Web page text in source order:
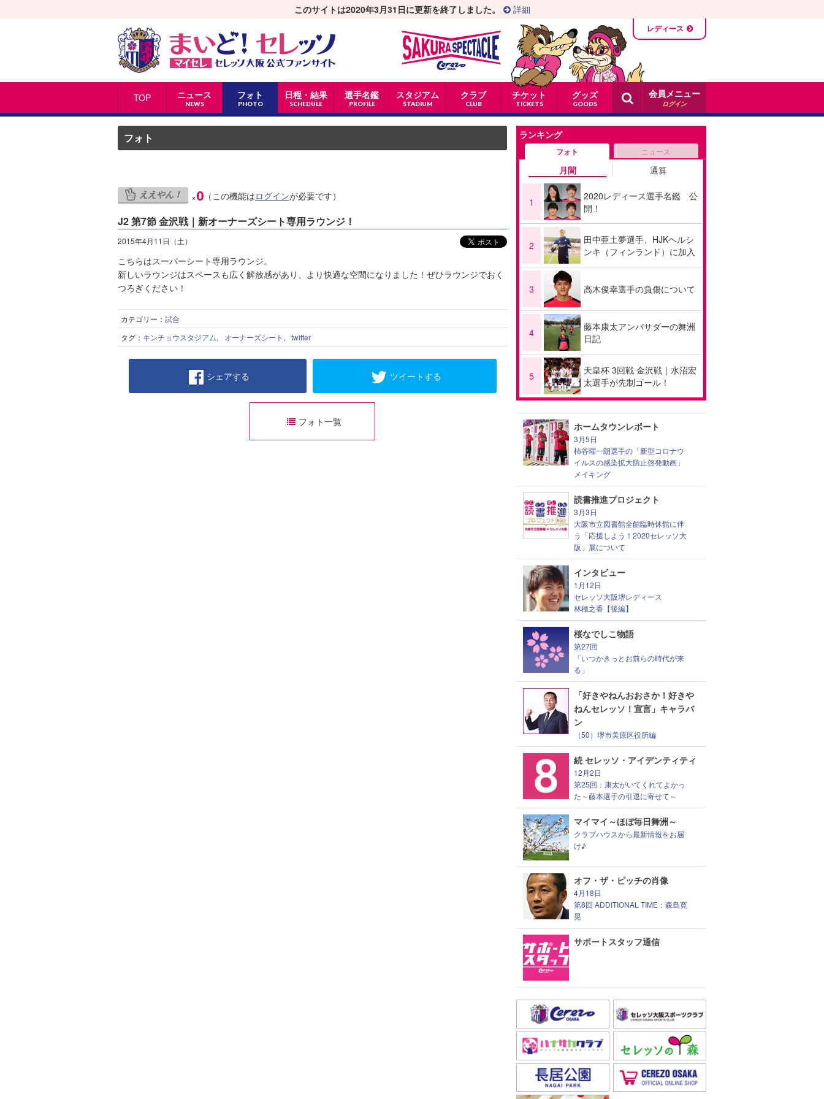
TOP ニュース
NEWS
フォト
PHOTO
日程・結果
SCHEDULE
選手名鑑
PROFILE
スタジアム
STADIUM
クラブ
CLUB
チケット
TICKETS
グッズ
GOODS
このサイトは2020年3月31日に更新を終了しました。 詳細
レディース
会員メニュー
ログイン
フォト
ええやん！ ×0 （この機能はログインが必要です）
J2 第7節 金沢戦｜新オーナーズシート専用ラウンジ！
2015年4月11日（土）
こちらはスーパーシート専用ラウンジ。
新しいラウンジはスペースも広く解放感があり、より快適な空間になりました！ぜひラウンジでおく
つろぎください！
カテゴリー： 試合
タグ： キンチョウスタジアム, オーナーズシート , twitter
シェアする ツイートする
フォト一覧
ランキング
フォト ニュース
月間 通算
1
2020レディース選手名鑑 公
開！
2
田中亜土夢選手、HJKヘルシ
ンキ（フィンランド）に加入
3 高木俊幸選手の負傷について
4
藤本康太アンバサダーの舞洲
日記
5
天皇杯 3回戦 金沢戦｜水沼宏
太選手が先制ゴール！
ホームタウンレポート
3月5日
柿谷曜一朗選手の「新型コロナウ
イルスの感染拡大防止啓発動画」
メイキング
読書推進プロジェクト
3月3日
大阪市立図書館全館臨時休館に伴
う「応援しよう！2020セレッソ大
阪」展について
インタビュー
1月12日
セレッソ大阪堺レディース
林穂之香【後編】
桜なでしこ物語
第27回
「いつかきっとお前らの時代が来
る」
「好きやねんおおさか！好きや
ねんセレッソ！宣言」キャラバ
ン
（50）堺市美原区役所編
続 セレッソ・アイデンティティ
12月2日
第25回：康太がいてくれてよかっ
た～藤本選手の引退に寄せて～
マイマイ～ほぼ毎日舞洲～
クラブハウスから最新情報をお届
け♪
オフ・ザ・ピッチの肖像
4月18日
第8回 ADDITIONAL TIME：森島寛
晃
サポートスタッフ通信